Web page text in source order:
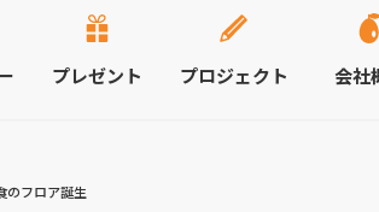
プレゼント プロジェクト 会社
のフロア誕生